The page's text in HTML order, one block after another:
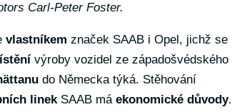
Carl-Peter Foster.
vlastníkem značek SAAB i Opel, jichž se
výroby vozidel ze západošvédského
do Německa týká. Stěhování
linekSAAB má ekonomické důvody.